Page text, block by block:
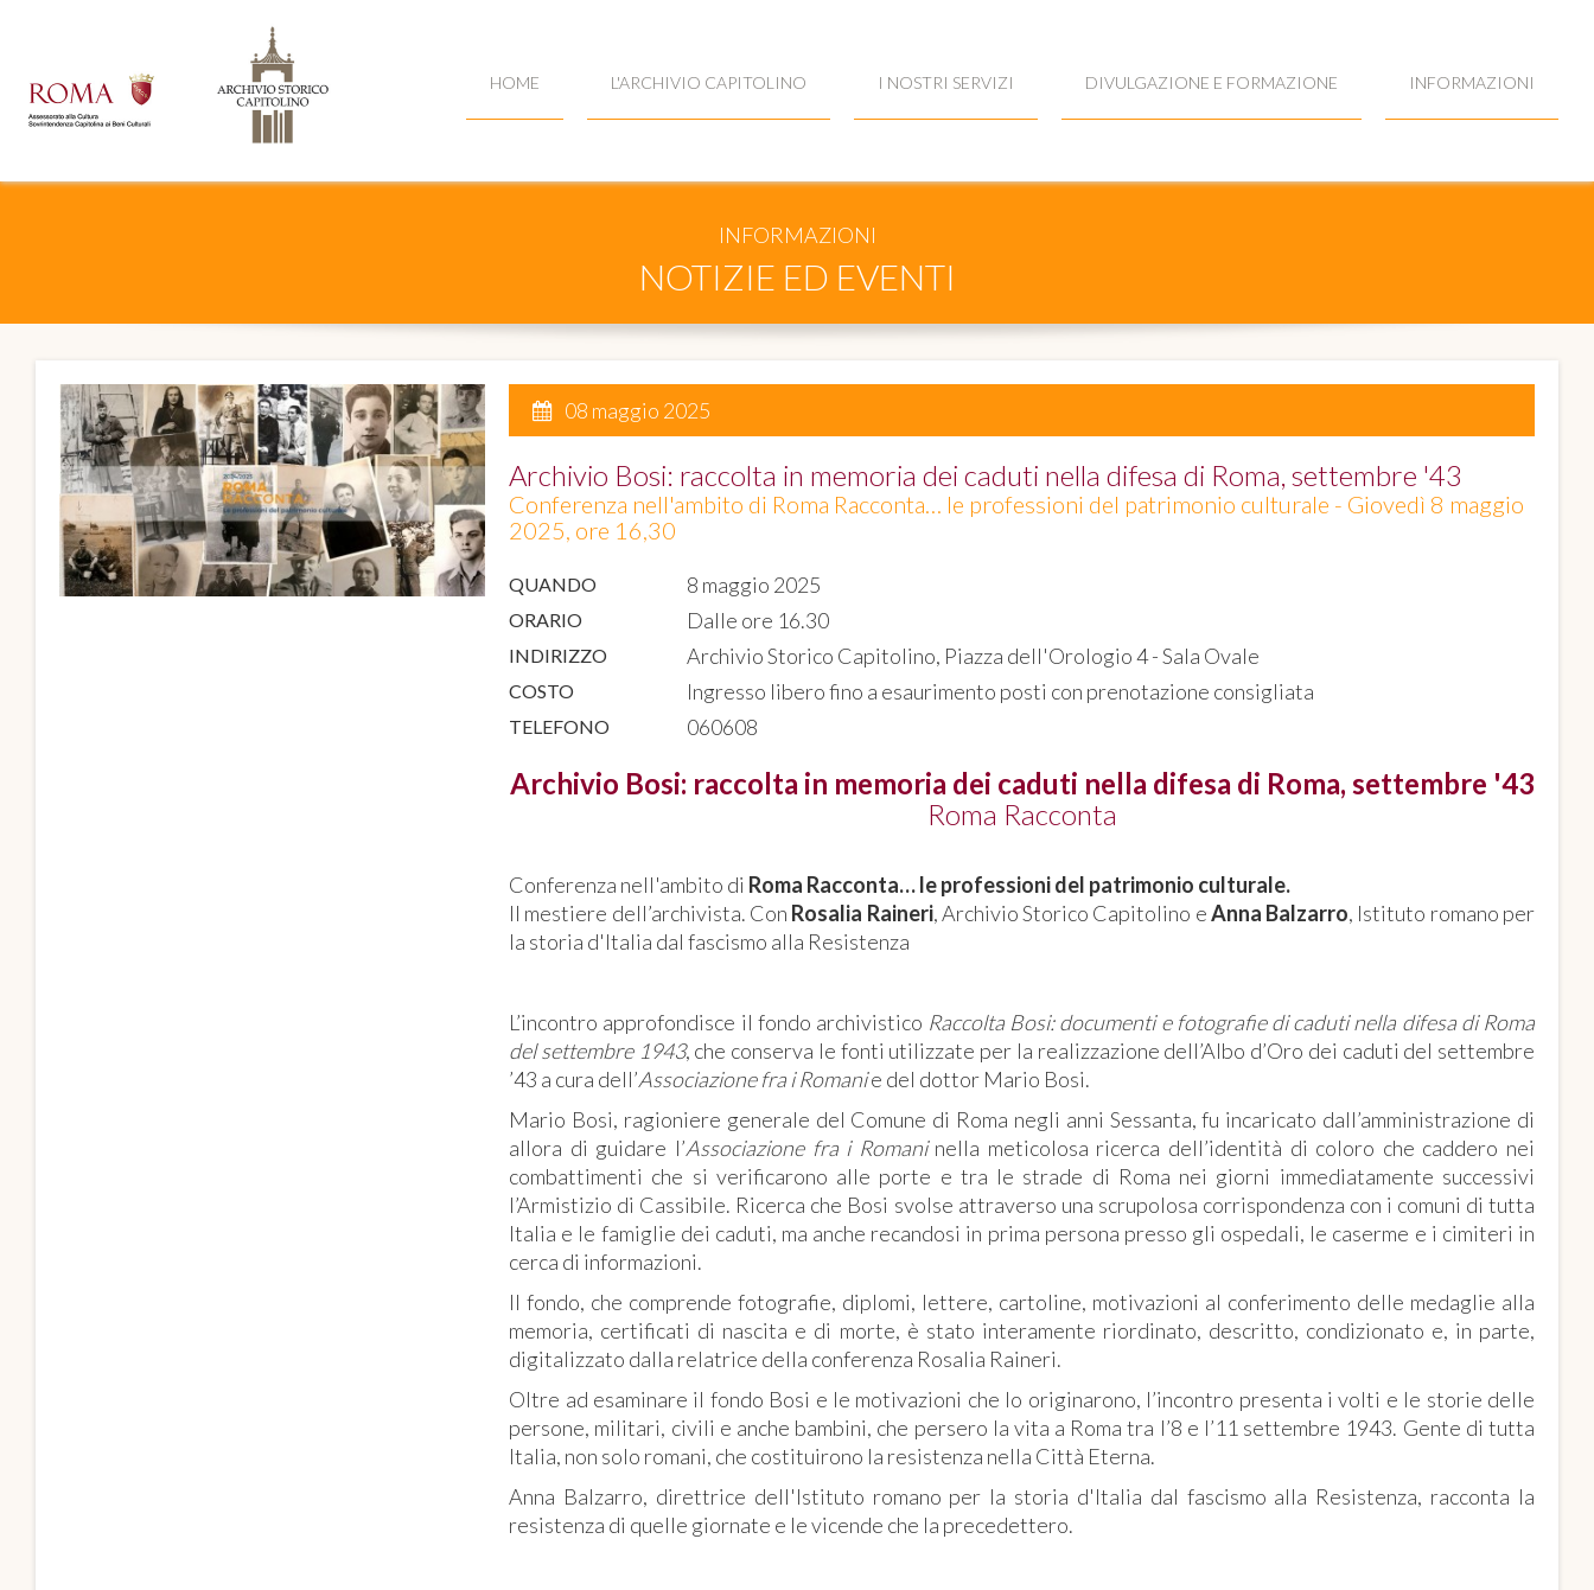
HOME L'ARCHIVIO CAPITOLINO I NOSTRI SERVIZI DIVULGAZIONE E FORMAZIONE INFORMAZIONI
INFORMAZIONI
NOTIZIE ED EVENTI
08 maggio 2025
Archivio Bosi: raccolta in memoria dei caduti nella difesa di Roma, settembre '43
Conferenza nell'ambito di Roma Racconta… le professioni del patrimonio culturale - Giovedì 8 maggio
2025, ore 16,30
QUANDO 8 maggio 2025
ORARIO Dalle ore 16.30
INDIRIZZO Archivio Storico Capitolino, Piazza dell'Orologio 4 - Sala Ovale
COSTO Ingresso libero fino a esaurimento posti con prenotazione consigliata
TELEFONO 060608
Archivio Bosi: raccolta in memoria dei caduti nella difesa di Roma, settembre '43
Roma Racconta
Conferenza nell'ambito di Roma Racconta… le professioni del patrimonio culturale.
Il mestiere dell’archivista. Con Rosalia Raineri, Archivio Storico Capitolino eAnna Balzarro, Istituto romano per
la storia d'Italia dal fascismo alla Resistenza
L’incontro approfondisce il fondo archivistico Raccolta Bosi: documenti e fotografie di caduti nella difesa di Roma
del settembre 1943, che conserva le fonti utilizzate per la realizzazione dell’Albo d’Oro dei caduti del settembre
’43 a cura dell’Associazione fra i Romanie del dottor Mario Bosi.
Mario Bosi, ragioniere generale del Comune di Roma negli anni Sessanta, fu incaricato dall’amministrazione di
allora di guidare l’Associazione fra i Romaninella meticolosa ricerca dell’identità di coloro che caddero nei
combattimenti che si verificarono alle porte e tra le strade di Roma nei giorni immediatamente successivi
l’Armistizio di Cassibile. Ricerca che Bosi svolse attraverso una scrupolosa corrispondenza con i comuni di tutta
Italia e le famiglie dei caduti, ma anche recandosi in prima persona presso gli ospedali, le caserme e i cimiteri in
cerca di informazioni.
Il fondo, che comprende fotografie, diplomi, lettere, cartoline, motivazioni al conferimento delle medaglie alla
memoria, certificati di nascita e di morte, è stato interamente riordinato, descritto, condizionato e, in parte,
digitalizzato dalla relatrice della conferenza Rosalia Raineri.
Oltre ad esaminare il fondo Bosi e le motivazioni che lo originarono, l’incontro presenta i volti e le storie delle
persone, militari, civili e anche bambini, che persero la vita a Roma tra l’8 e l’11 settembre 1943. Gente di tutta
Italia, non solo romani, che costituirono la resistenza nella Città Eterna.
Anna Balzarro, direttrice dell'Istituto romano per la storia d'Italia dal fascismo alla Resistenza, racconta la
resistenza di quelle giornate e le vicende che la precedettero.